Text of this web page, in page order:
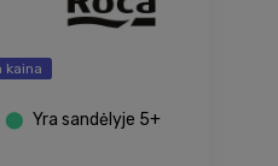
kaina
⬤ Yra sandėlyje 5+